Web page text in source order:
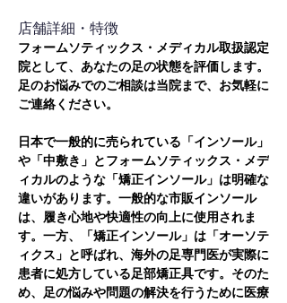
​店舗詳細・特徴
フォームソティックス・メディカル取扱認定
院として、あなたの足の状態を評価します。
足のお悩みでのご相談は当院まで、お気軽に
ご連絡ください。
日本で一般的に売られている「インソール」
や「中敷き」とフォームソティックス・メデ
ィカルのような「矯正インソール」は明確な
違いがあります。一般的な市販インソール
は、履き心地や快適性の向上に使用されま
す。一方、「矯正インソール」は「オーソテ
ィクス」と呼ばれ、海外の足専門医が実際に
患者に処方している足部矯正具です。そのた
め、足の悩みや問題の解決を行うために医療